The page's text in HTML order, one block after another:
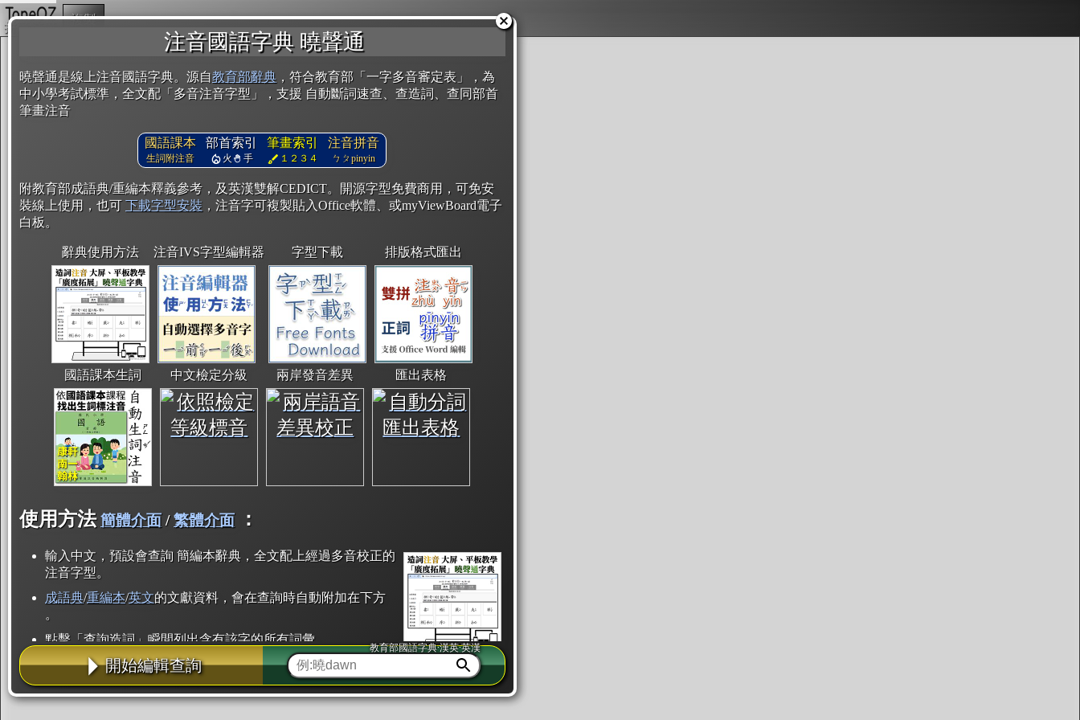
注音國語字典 曉聲通
曉聲通是線上注音國語字典。源自教育部辭典 ，符合教育部「一字多音審定表」，為
中小學考試標準，全文配「多音注音字型」，支援 自動斷詞速查、查造詞、查同部首
筆畫注音
國語課本
生詞附注音
部首索引
火 手
筆畫索引
１２３４
注音拼音
ㄅㄆpinyin
附教育部成語典/重編本釋義參考，及英漢雙解CEDICT。開源字型免費商用，可免安
裝線上使用，也可 下載字型安裝 ，注音字可複製貼入Office軟體、或myViewBoard電子
白板。
辭典使用方法 注音IVS字型編輯器 字型下載 排版格式匯出
國語課本生詞 中文檢定分級 兩岸發音差異 匯出表格
使用方法 簡體介面/繁體介面 ：
輸入中文，預設會查詢 簡編本辭典，全文配上經過多音校正的
注音字型。
成語典/重編本/英文的文獻資料，會在查詢時自動附加在下方
。
點擊「查詢造詞」瞬間列出含有該字的所有詞彙。
點「部首」瞬間列出所有「同部首字」。也支援查詢「同注音」或「同筆畫」。
辭典解釋的全文都經過自動斷詞，點擊便可瞬間「連續查詢」此字詞的解釋，不
用手動重複輸入。
開始編輯查詢
教育部國語字典·漢英·英漢
複製